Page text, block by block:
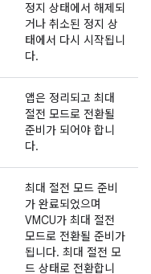
정지 상태에서 해제되
거나 취소된 정지 상
태에서 다시 시작됩니
다.
앱은 정리되고 최대
절전 모드로 전환될
준비가 되어야 합니
다.
최대 절전 모드 준비
가 완료되었으며
VMCU가 최대 절전
모드로 전환될 준비가
됩니다. 최대 절전 모
드 상태로 전환합니